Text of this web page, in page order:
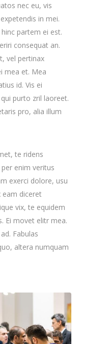
nec eu, vis
in mei.
partem ei est.
consequat an.
vel pertinax
mea et. Mea
id. Vis ei
purto zril laoreet.
pro, alia illum
te ridens
enim veritus
exerci dolore, usu
eam diceret
vix, te equidem
Ei movet elitr mea.
Fabulas
altera numquam